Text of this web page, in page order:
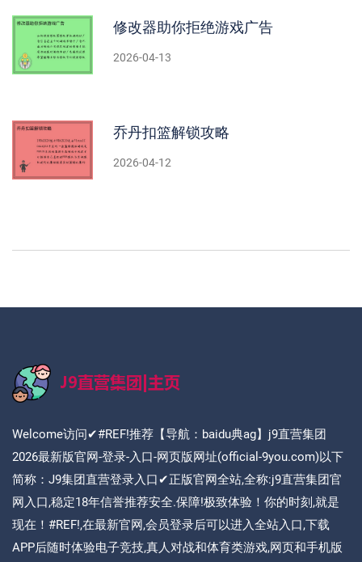
修改器助你拒绝游戏广告
2026-04-13
乔丹扣篮解锁攻略
2026-04-12
Welcome访问✔#REF!推荐【导航：baidu典ag】j9直营集团
2026最新版官网-登录-入口-网页版网址(official-9you.com)以下
简称：J9集团直营登录入口✔正版官网全站,全称:j9直营集团官
网入口,稳定18年信誉推荐安全.保障!极致体验！你的时刻,就是
现在！#REF!,在最新官网,会员登录后可以进入全站入口,下载
APP后随时体验电子竞技,真人对战和体育类游戏,网页和手机版